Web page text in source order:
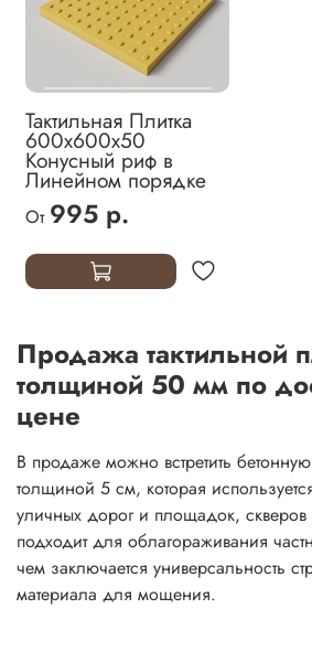
Тактильная Плитка
600х600х50
Конусный риф в
Линейном порядке
От 995 р.
Продажа тактильной
толщиной 50 мм по
цене
В продаже можно встретить бетонную
толщиной 5 см, которая
уличных дорог и площадок, скверов
подходит для облагораживания
чем заключается универсальность
материала для мощения.